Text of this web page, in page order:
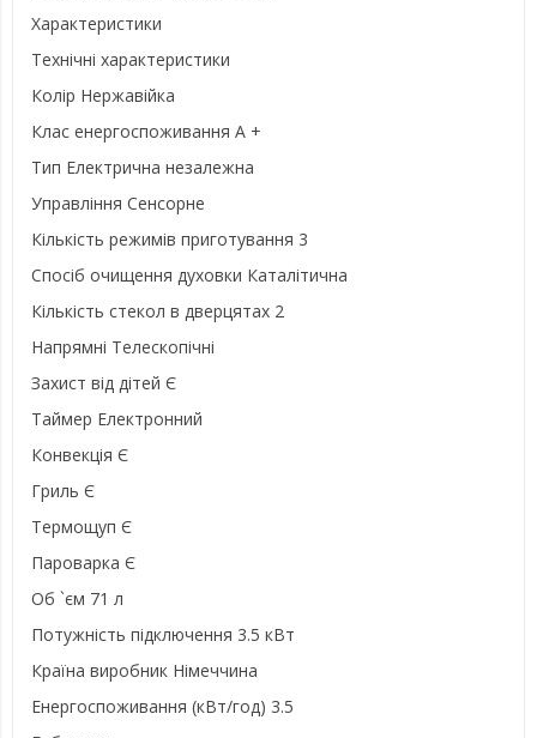
Характеристики
Технічні характеристики
Колір Нержавійка
Клас енергоспоживання А +
Тип Електрична незалежна
Управління Сенсорне
Кількість режимів приготування 3
Спосіб очищення духовки Каталітична
Кількість стекол в дверцятах 2
Напрямні Телескопічні
Захист від дітей Є
Таймер Електронний
Конвекція Є
Гриль Є
Термощуп Є
Пароварка Є
Об `єм 71 л
Потужність підключення 3.5 кВт
Країна виробник Німеччина
Енергоспоживання (кВт/год) 3.5